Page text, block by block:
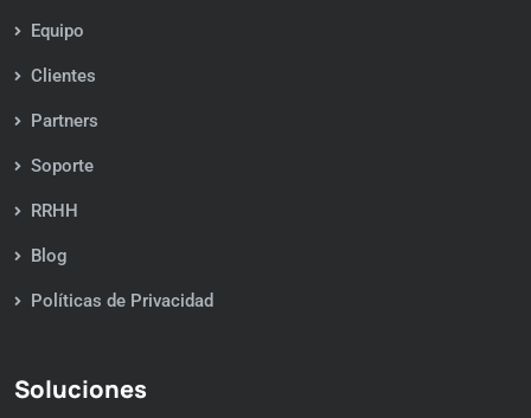
Equipo
Clientes
Partners
Soporte
RRHH
Blog
Políticas de Privacidad
Soluciones